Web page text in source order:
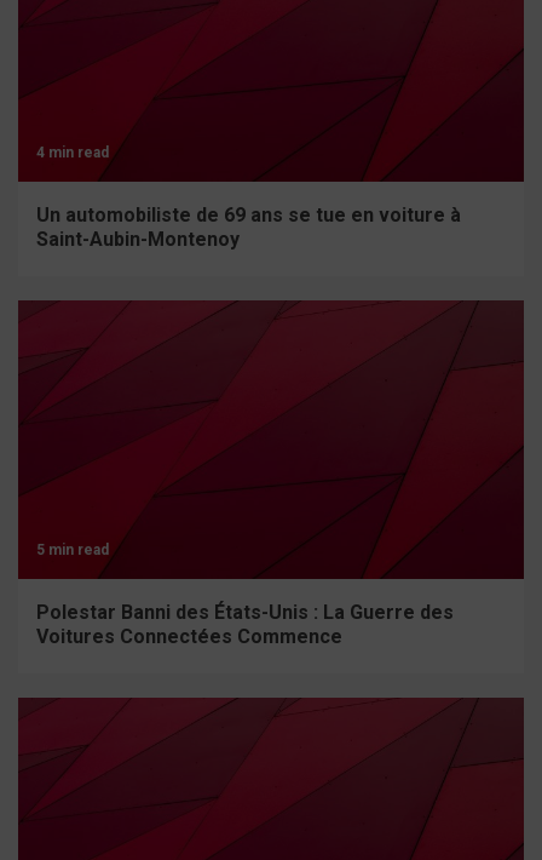
4 min read
Un automobiliste de 69 ans se tue en voiture à
Saint-Aubin-Montenoy
5 min read
Polestar Banni des États-Unis : La Guerre des
Voitures Connectées Commence